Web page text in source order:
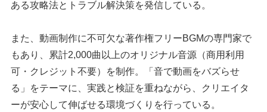
ある攻略法とトラブル解決策を発信している。
また、動画制作に不可欠な著作権フリーBGMの専門家で
もあり、累計2,000曲以上のオリジナル音源（商用利用
可・クレジット不要）を制作。「音で動画をバズらせ
る」をテーマに、実践と検証を重ねながら、クリエイタ
ーが安心して伸ばせる環境づくりを行っている。